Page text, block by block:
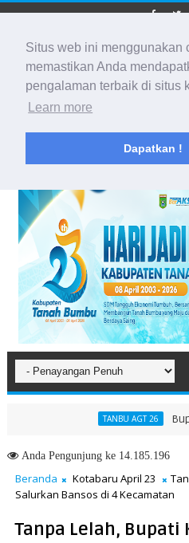
Situs web ini menggunakan
memastikan Anda
pengalaman terbaik di situs
Learn more
Dapatkan !
BIDIK
Membidik Ke
TANBU AGT 26 Bupati
dan Kreativitas Anak
AndaPengunjung ke 14.185.196
Beranda Kotabaru April 23
Salurkan Bansos di 4 Kecamatan
Tanpa Lelah, Bupati